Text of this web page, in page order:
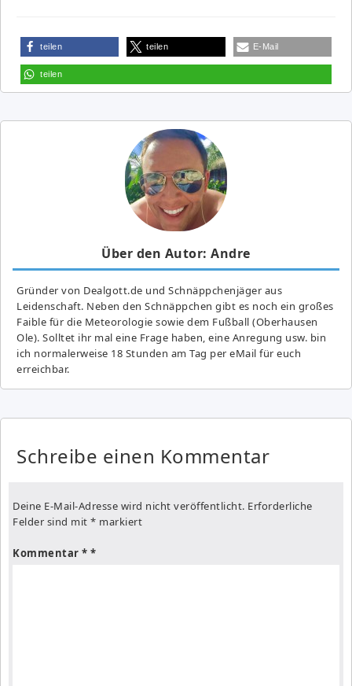
teilen teilen E-Mail
teilen
Über den Autor: Andre
Gründer von Dealgott.de und Schnäppchenjäger aus
Leidenschaft. Neben den Schnäppchen gibt es noch ein großes
Fai­ble für die Meteorologie sowie dem Fußball (Oberhausen
Ole). Solltet ihr mal eine Frage haben, eine Anregung usw. bin
ich normalerweise 18 Stunden am Tag per eMail für euch
erreichbar.
Schreibe einen Kommentar
Deine E-Mail-Adresse wird nicht veröffentlicht. Erforderliche
Felder sind mit * markiert
Kommentar *